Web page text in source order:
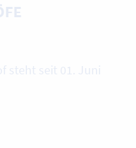
steht seit 01. Juni